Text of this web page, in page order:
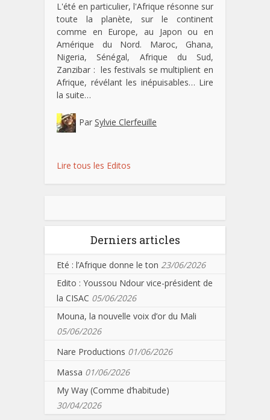
L'été en particulier, l'Afrique résonne sur
toute la planète, sur le continent
comme en Europe, au Japon ou en
Amérique du Nord. Maroc, Ghana,
Nigeria, Sénégal, Afrique du Sud,
Zanzibar : les festivals se multiplient en
Afrique, révélant les inépuisables… Lire
la suite…
Par Sylvie Clerfeuille
Lire tous les Editos
Derniers articles
Eté : l’Afrique donne le ton 23/06/2026
Edito : Youssou Ndour vice-président de
la CISAC 05/06/2026
Mouna, la nouvelle voix d’or du Mali
05/06/2026
Nare Productions 01/06/2026
Massa 01/06/2026
My Way (Comme d’habitude)
30/04/2026